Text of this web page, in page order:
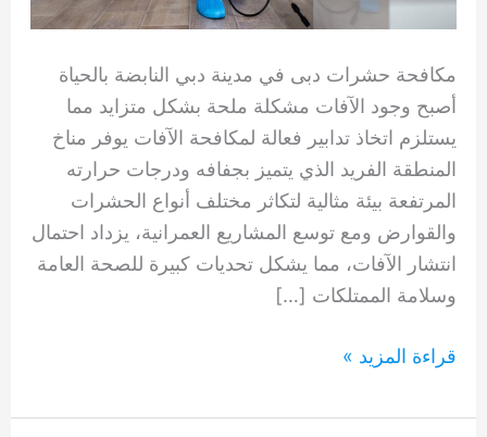
مكافحة حشرات دبى في مدينة دبي النابضة بالحياة
أصبح وجود الآفات مشكلة ملحة بشكل متزايد مما
يستلزم اتخاذ تدابير فعالة لمكافحة الآفات يوفر مناخ
المنطقة الفريد الذي يتميز بجفافه ودرجات حرارته
المرتفعة بيئة مثالية لتكاثر مختلف أنواع الحشرات
والقوارض ومع توسع المشاريع العمرانية، يزداد احتمال
انتشار الآفات، مما يشكل تحديات كبيرة للصحة العامة
وسلامة الممتلكات […]
مكافحة
دبىلا
قراءة المزيد »